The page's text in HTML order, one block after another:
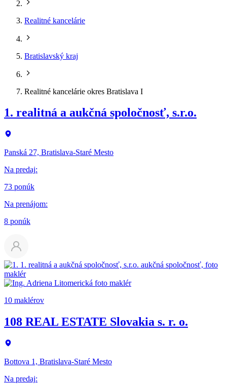
Realitné kancelárie
Bratislavský kraj
Realitné kancelárie okres Bratislava I
1. realitná a aukčná spoločnosť, s.r.o.
Panská 27, Bratislava-Staré Mesto
Na predaj:
73 ponúk
Na prenájom:
8 ponúk
10 maklérov
108 REAL ESTATE Slovakia s. r. o.
Bottova 1, Bratislava-Staré Mesto
Na predaj: